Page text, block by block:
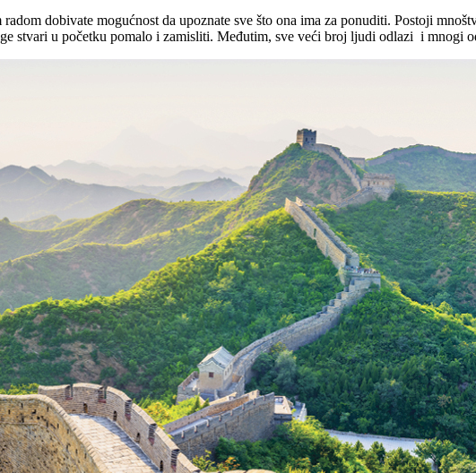
dobivate mogućnost da upoznate sve što ona ima za ponuditi. Postoji
stvari u početku pomalo i zamisliti. Međutim, sve veći broj ljudi odlazi i mnogi